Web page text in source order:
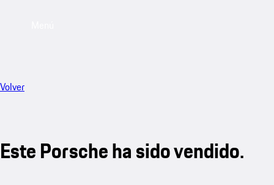
Volver
Este Porsche ha sido vendido.